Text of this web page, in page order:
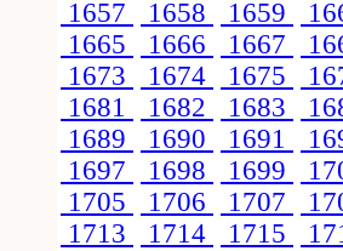
1657
1658 1659
1665
1666 1667
1673
1674 1675
1681
1682 1683
1689
1690 1691
1697
1698 1699
1705
1706 1707
1713
1714 1715